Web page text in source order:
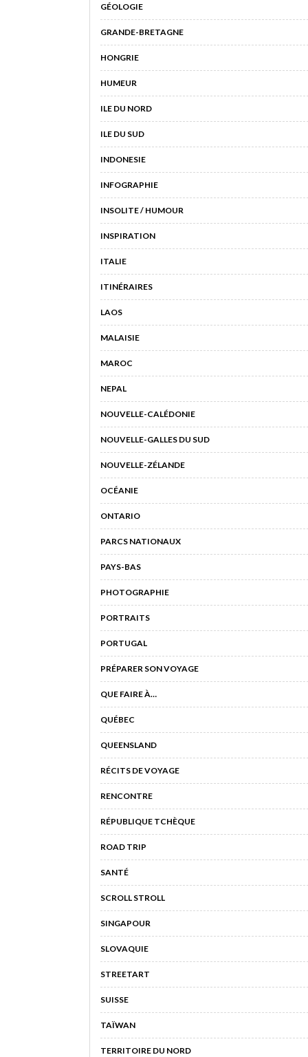
GÉOLOGIE
GRANDE-BRETAGNE
HONGRIE
HUMEUR
ILE DU NORD
ILE DU SUD
INDONESIE
INFOGRAPHIE
INSOLITE / HUMOUR
INSPIRATION
ITALIE
ITINÉRAIRES
LAOS
MALAISIE
MAROC
NEPAL
NOUVELLE-CALÉDONIE
NOUVELLE-GALLES DU SUD
NOUVELLE-ZÉLANDE
OCÉANIE
ONTARIO
PARCS NATIONAUX
PAYS-BAS
PHOTOGRAPHIE
PORTRAITS
PORTUGAL
PRÉPARER SON VOYAGE
QUE FAIRE À…
QUÉBEC
QUEENSLAND
RÉCITS DE VOYAGE
RENCONTRE
RÉPUBLIQUE TCHÈQUE
ROAD TRIP
SANTÉ
SCROLL STROLL
SINGAPOUR
SLOVAQUIE
STREETART
SUISSE
TAÏWAN
TERRITOIRE DU NORD